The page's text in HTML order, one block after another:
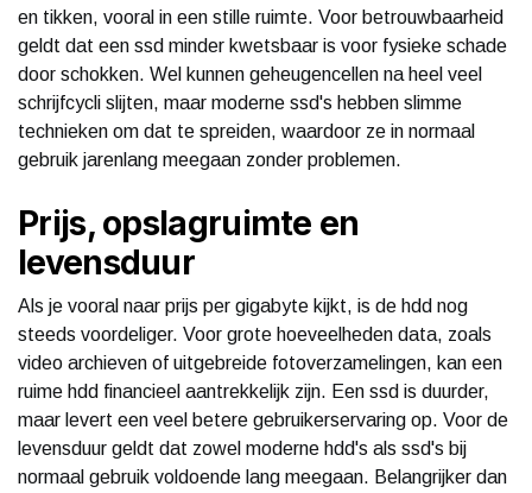
en tikken, vooral in een stille ruimte. Voor betrouwbaarheid
geldt dat een ssd minder kwetsbaar is voor fysieke schade
door schokken. Wel kunnen geheugencellen na heel veel
schrijfcycli slijten, maar moderne ssd's hebben slimme
technieken om dat te spreiden, waardoor ze in normaal
gebruik jarenlang meegaan zonder problemen.
Prijs, opslagruimte en
levensduur
Als je vooral naar prijs per gigabyte kijkt, is de hdd nog
steeds voordeliger. Voor grote hoeveelheden data, zoals
video archieven of uitgebreide fotoverzamelingen, kan een
ruime hdd financieel aantrekkelijk zijn. Een ssd is duurder,
maar levert een veel betere gebruikerservaring op. Voor de
levensduur geldt dat zowel moderne hdd's als ssd's bij
normaal gebruik voldoende lang meegaan. Belangrijker dan